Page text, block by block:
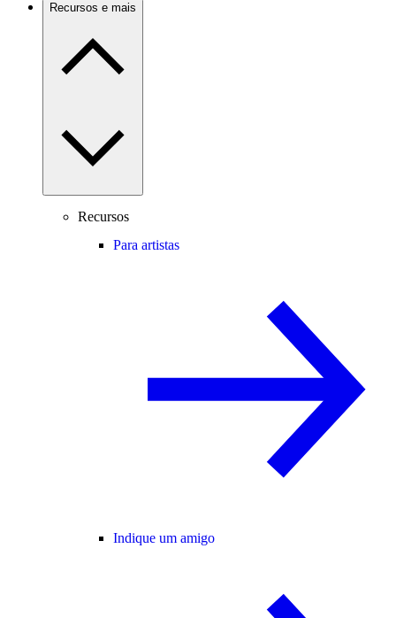
Recursos e mais
Recursos
Para artistas
Indique um amigo